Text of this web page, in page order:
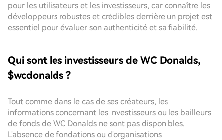
pour les utilisateurs et les investisseurs, car connaître les
développeurs robustes et crédibles derrière un projet est
essentiel pour évaluer son authenticité et sa fiabilité.
Qui sont les investisseurs de WC Donalds,
$wcdonalds ?
Tout comme dans le cas de ses créateurs, les
informations concernant les investisseurs ou les bailleurs
de fonds de WC Donalds ne sont pas disponibles.
L'absence de fondations ou d'organisations